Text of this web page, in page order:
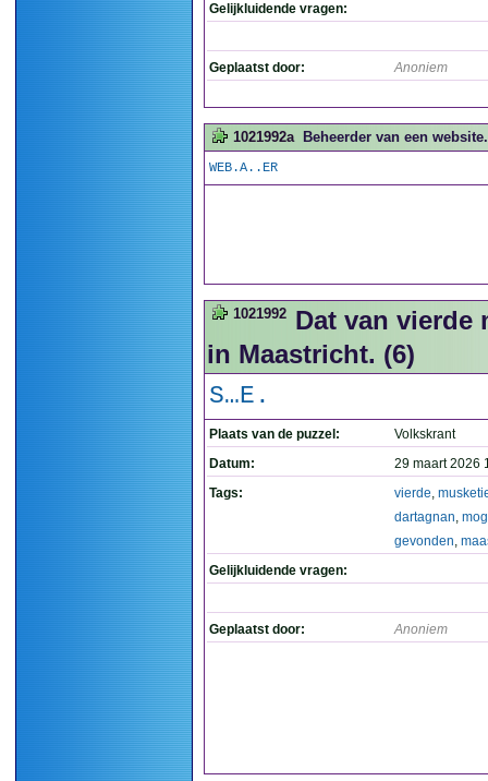
Gelijkluidende vragen:
Geplaatst door: Anoniem
1021992a Beheerder van een
WEB.A..ER
1021992 Dat van vierde
in Maastricht. (6)
S…E.
Plaats van de puzzel:
Volkskrant
Datum:
29 maart 2026
Tags:
vierde,
dartagnan,
gevonden,
Gelijkluidende vragen:
Geplaatst door: Anoniem